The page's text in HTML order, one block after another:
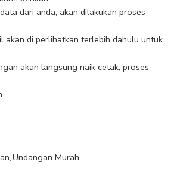
dari anda, akan dilakukan proses
akan di perlihatkan terlebih dahulu untuk
akan langsung naik cetak, proses
,Undangan Murah